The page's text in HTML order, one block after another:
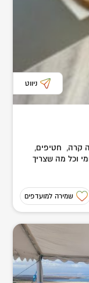
ניווט
קרה, חטיפים,
וכל מה שצריך
שמירה למועדפים